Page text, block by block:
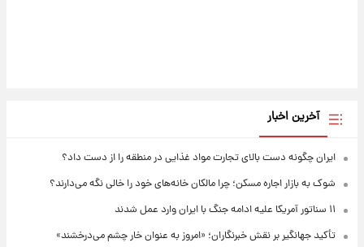
آخرین اخبار
ایران چگونه دست بالای تجارت مواد غذایی در منطقه را از دست داد؟
شوک به بازار اجاره مسکن؛ چرا مالکان خانه‌های خود را خالی نگه می‌دارند؟
۱۱ سناتور آمریکا علیه ادامه جنگ با ایران وارد عمل شدند
تأکید جهانگیر بر نقش خبرنگاران؛ «امروز به عنوان خار چشم می‌درخشند»